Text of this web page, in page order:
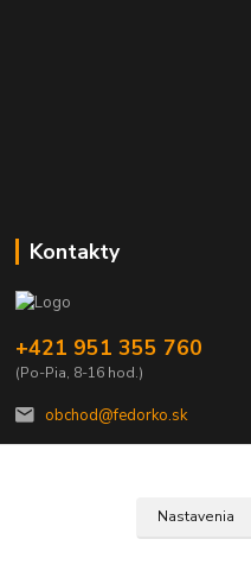
Kontakty
+421 951 355 760
(Po-Pia, 8-16 hod.)
obchod@fedorko.sk
Nastavenia